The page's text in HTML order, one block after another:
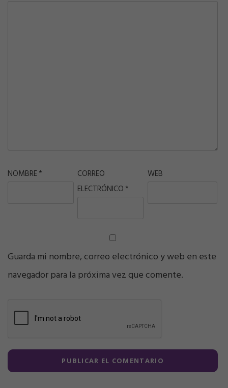
NOMBRE*
CORREO
ELECTRÓNICO *
WEB
Guarda mi nombre, correo electrónico y web en este
navegador para la próxima vez que comente.